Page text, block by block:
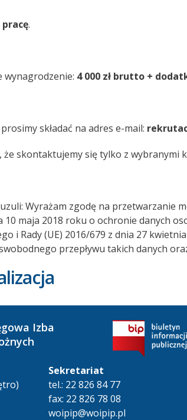
.
wynagrodzenie: 4 000 zł brutto +
składać na adres e-mail:
skontaktujemy się tylko z wybranymi
Wyrażam zgodę na przetwarzanie
10 maja 2018 roku o ochronie danych
i Rady (UE) 2016/679 z dnia 27
przepływu takich danych
Izba
Sekretariat
tel.: 22 826 84 77
fax: 22 826 78 08
woipip@woipip.pl